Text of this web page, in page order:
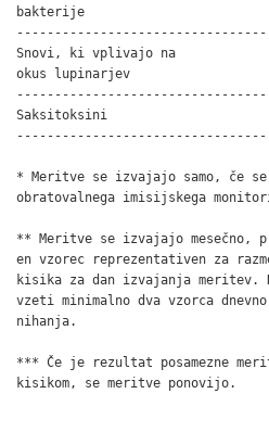
bakterije
Snovi, ki vplivajo na
okus lupinarjev
Saksitoksini
* Meritve se izvajajo samo, če
obratovalnega imisijskega
** Meritve se izvajajo mesečno,
en vzorec reprezentativen za
kisika za dan izvajanja meritev.
vzeti minimalno dva vzorca
nihanja.
*** Če je rezultat posamezne
kisikom, se meritve ponovijo.